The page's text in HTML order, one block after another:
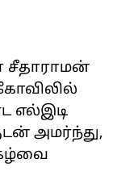
சீதாராமன்
எல்இடி
அமர்ந்து,